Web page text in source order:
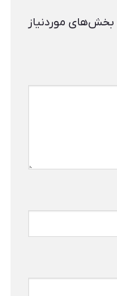
بخش‌های موردنیاز